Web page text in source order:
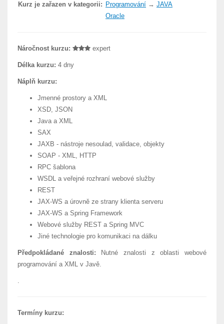
Kurz je zařazen v kategorii: Programování → JAVA
Oracle
Náročnost kurzu: expert
Délka kurzu: 4 dny
Náplň kurzu:
Jmenné prostory a XML
XSD, JSON
Java a XML
SAX
JAXB - nástroje nesoulad, validace, objekty
SOAP - XML, HTTP
RPC šablona
WSDL a veřejné rozhraní webové služby
REST
JAX-WS a úrovně ze strany klienta serveru
JAX-WS a Spring Framework
Webové služby REST a Spring MVC
Jiné technologie pro komunikaci na dálku
Předpokládané znalosti: Nutné znalosti z oblasti webové
programování a XML v Javě.
.
Termíny kurzu: